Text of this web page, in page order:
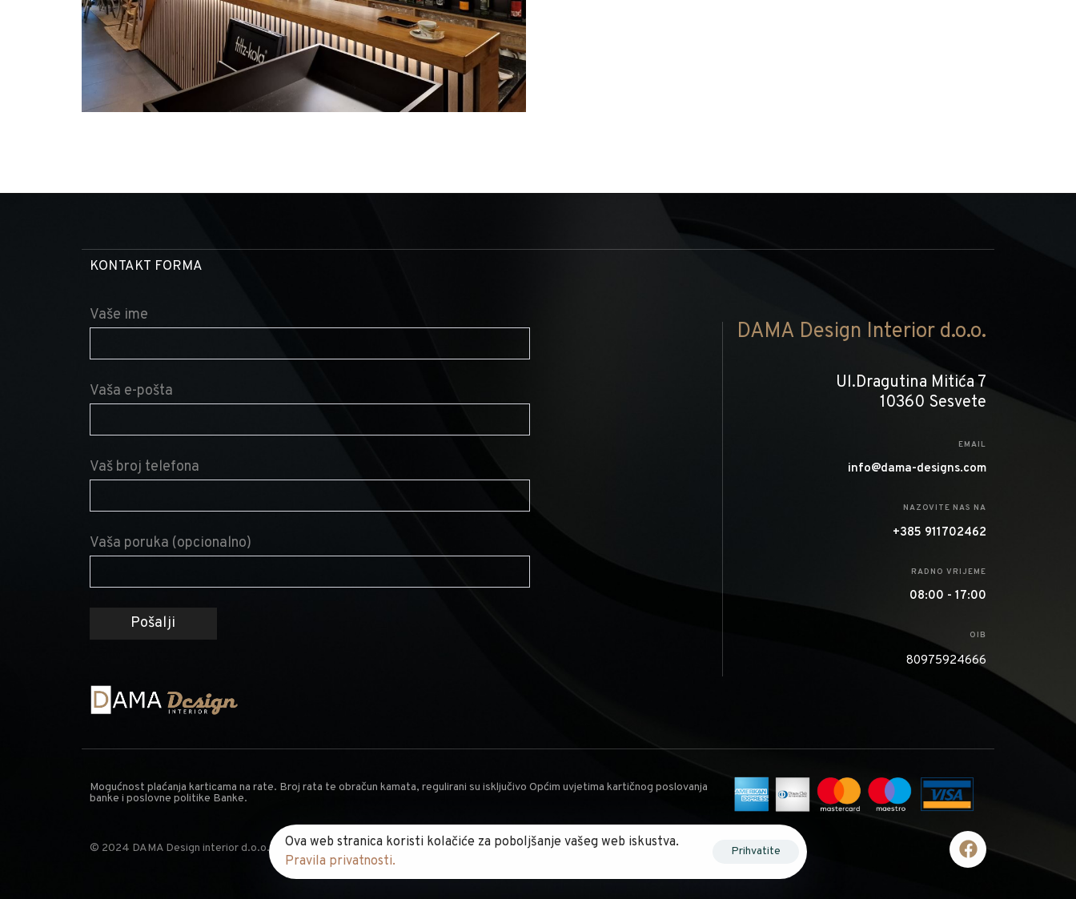
KONTAKT FORMA
Vaše ime
Vaša e-pošta
Vaš broj telefona
Vaša poruka (opcionalno)
DAMA Design Interior d.o.o.
Ul.Dragutina Mitića 7
10360 Sesvete
EMAIL
info@dama-designs.com
NAZOVITE NAS NA
+385 911702462
RADNO VRIJEME
08:00 - 17:00
OIB
80975924666
Mogućnost plaćanja karticama na rate. Broj rata te obračun kamata, regulirani su isključivo Općim uvjetima kartičnog poslovanja
banke i poslovne politike Banke.
© 2024 DAMA Design interior d.o.o.Sva prava pridržana. | Izrada Web stranica WebProjekt.
Ova web stranica koristi kolačiće za poboljšanje vašeg web iskustva.
Pravila privatnosti.
Prihvatite